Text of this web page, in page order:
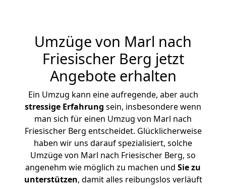
Umzüge von Marl nach
Friesischer Berg jetzt
Angebote erhalten
Ein Umzug kann eine aufregende, aber auch
stressige Erfahrung sein, insbesondere wenn
man sich für einen Umzug von Marl nach
Friesischer Berg entscheidet. Glücklicherweise
haben wir uns darauf spezialisiert, solche
Umzüge von Marl nach Friesischer Berg, so
angenehm wie möglich zu machen und Sie zu
unterstützen, damit alles reibungslos verläuft